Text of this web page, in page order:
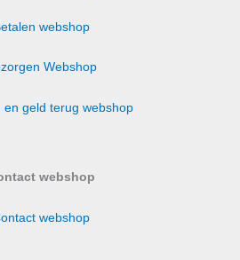
webshop
Webshop
en geld terug webshop
webshop
webshop